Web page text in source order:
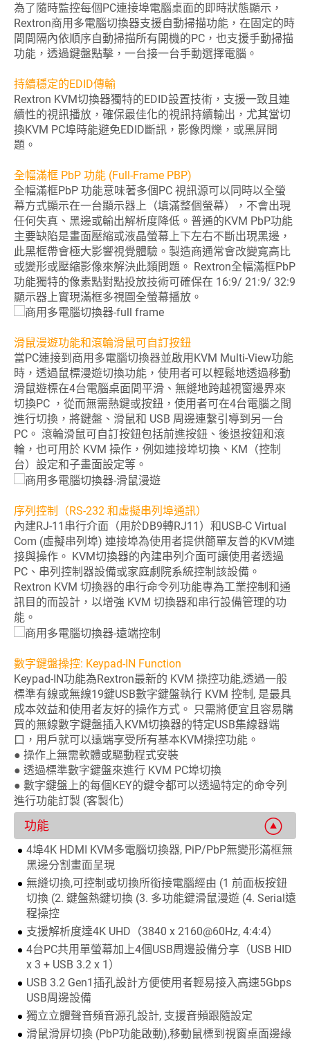
為了隨時監控每個PC連接埠電腦桌面的即時狀態顯示，
Rextron商用多電腦切換器支援自動掃描功能，在固定的時
間間隔內依順序自動掃描所有開機的PC，也支援手動掃描
功能，透過鍵盤點擊，一台接一台手動選擇電腦。
持續穩定的EDID傳輸
Rextron KVM切換器獨特的EDID設置技術，支援一致且連
續性的視訊播放，確保最佳化的視訊持續輸出，尤其當切
換KVM PC埠時能避免EDID斷訊，影像閃爍，或黑屏問
題。
全幅滿框 PbP 功能 (Full-Frame PBP)
全幅滿框PbP 功能意味著多個PC 視訊源可以同時以全螢
幕方式顯示在一台顯示器上（填滿整個螢幕），不會出現
任何失真、黑邊或輸出解析度降低。普通的KVM PbP功能
主要缺陷是畫面壓縮或液晶螢幕上下左右不斷出現黑邊，
此黑框帶會極大影響視覺體驗。製造商通常會改變寬高比
或變形或壓縮影像來解決此類問題。 Rextron全幅滿框PbP
功能獨特的像素點對點投放技術可確保在 16:9/ 21:9/ 32:9
顯示器上實現滿框多視圖全螢幕播放。
滑鼠漫遊功能和滾輪滑鼠可自訂按鈕
當PC連接到商用多電腦切換器並啟用KVM Multi-View功能
時，透過鼠標漫遊切換功能，使用者可以輕鬆地透過移動
滑鼠遊標在4台電腦桌面間平滑、無縫地跨越視窗邊界來
切換PC ，從而無需熱鍵或按鈕，使用者可在4台電腦之間
進行切換，將鍵盤、滑鼠和 USB 周邊連繫引導到另一台
PC。 滾輪滑鼠可自訂按鈕包括前進按鈕、後退按鈕和滾
輪，也可用於 KVM 操作，例如連接埠切換、KM（控制
台）設定和子畫面設定等。
序列控制（RS-232 和虛擬串列埠通訊）
內建RJ-11串行介面（用於DB9轉RJ11）和USB-C Virtual
Com (虛擬串列埠) 連接埠為使用者提供簡單友善的KVM連
接與操作。 KVM切換器的內建串列介面可讓使用者透過
PC、串列控制器設備或家庭劇院系統控制該設備。
Rextron KVM 切換器的串行命令列功能專為工業控制和通
訊目的而設計，以增強 KVM 切換器和串行設備管理的功
能。
數字鍵盤操控: Keypad-IN Function
Keypad-IN功能為Rextron最新的 KVM 操控功能,透過一般
標準有線或無線19鍵USB數字鍵盤執行 KVM 控制, 是最具
成本效益和使用者友好的操作方式。 只需將便宜且容易購
買的無線數字鍵盤插入KVM切換器的特定USB集線器端
口，用戶就可以遠端享受所有基本KVM操控功能。
● 操作上無需軟體或驅動程式安裝
● 透過標準數字鍵盤來進行 KVM PC埠切換
● 數字鍵盤上的每個KEY的鍵令都可以透過特定的命令列
進行功能訂製 (客製化)
功能
4埠4K HDMI KVM多電腦切換器, PiP/PbP無變形滿框無
黑邊分割畫面呈現
無縫切換,可控制或切換所銜接電腦經由 (1 前面板按鈕
切換 (2. 鍵盤熱鍵切換 (3. 多功能鍵滑鼠漫遊 (4. Serial遠
程操控
支援解析度達4K UHD（3840 x 2160@60Hz, 4:4:4）
4台PC共用單螢幕加上4個USB周邊設備分享（USB HID
x 3 + USB 3.2 x 1）
USB 3.2 Gen1插孔設計方便使用者輕易接入高速5Gbps
USB周邊設備
獨立立體聲音頻音源孔設計, 支援音頻跟隨設定
滑鼠滑屏切換 (PbP功能啟動),移動鼠標到視窗桌面邊緣